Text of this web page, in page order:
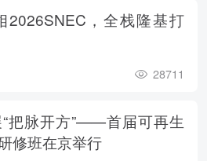
2026SNEC，全栈隆基打
28711
把脉开方”——首届可再生
修班在京举行